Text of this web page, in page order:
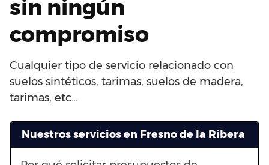
sin ningún
compromiso
Cualquier tipo de servicio relacionado con
suelos sintéticos, tarimas, suelos de madera,
tarimas, etc…
Nuestros servicios en Fresno de la Ribera